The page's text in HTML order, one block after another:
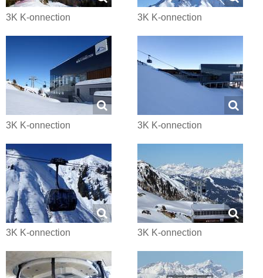
3K K-onnection 3K K-onnection
3K K-onnection 3K K-onnection
3K K-onnection 3K K-onnection